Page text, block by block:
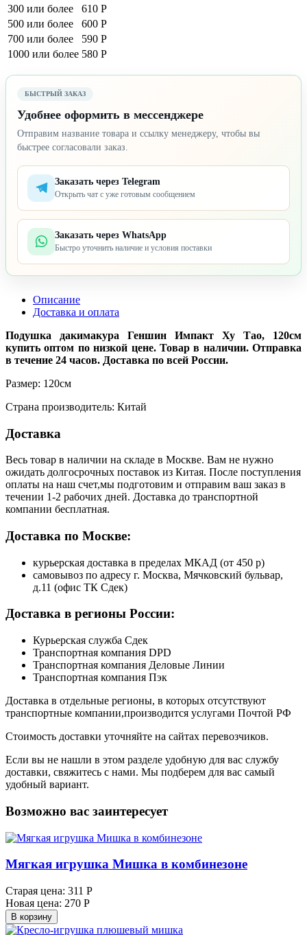
300 или более
610 Р
500 или более
600 Р
700 или более
590 Р
1000 или более 580 Р
БЫСТРЫЙ ЗАКАЗ
Удобнее оформить в мессенджере
Отправим название товара и ссылку менеджеру, чтобы вы
быстрее согласовали заказ.
Заказать через Telegram
Открыть чат с уже готовым сообщением
Заказать через WhatsApp
Быстро уточнить наличие и условия поставки
Описание
Доставка и оплата
Подушка дакимакура Геншин Импакт Ху Тао, 120см
купить оптом по низкой цене. Товар в наличии. Отправка
в течение 24 часов. Доставка по всей России.
Размер: 120см
Страна производитель: Китай
Доставка
Весь товар в наличии на складе в Москве. Вам не нужно
ожидать долгосрочных поставок из Китая. После поступления
оплаты на наш счет,мы подготовим и отправим ваш заказ в
течении 1-2 рабочих дней. Доставка до транспортной
компании бесплатная.
Доставка по Москве:
курьерская доставка в пределах МКАД (от 450 р)
самовывоз по адресу г. Москва, Мячковский бульвар,
д.11 (офис ТК Сдек)
Доставка в регионы России:
Курьерская служба Сдек
Транспортная компания DPD
Транспортная компания Деловые Линии
Транспортная компания Пэк
Доставка в отдельные регионы, в которых отсутствуют
транспортные компании,производится услугами Почтой РФ
Стоимость доставки уточняйте на сайтах перевозчиков.
Если вы не нашли в этом разделе удобную для вас службу
доставки, свяжитесь с нами. Мы подберем для вас самый
удобный вариант.
Возможно вас заинтересует
Мягкая игрушка Мишка в комбинезоне
Старая цена: 311 Р
Новая цена: 270 Р
В корзину